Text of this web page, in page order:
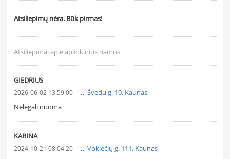
Atsiliepimų nėra. Būk pirmas!
Atsiliepimai apie aplinkinius namus
GIEDRIUS
2026-06-02 13:59:00
Švedų g. 10, Kaunas
Nelegali nuoma
KARINA
2024-10-21 08:04:20
Vokiečių g. 111, Kaunas